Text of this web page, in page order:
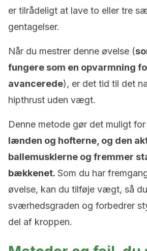
er tilrådeligt at lave to eller tre
gentagelser.
Når du mestrer denne øvelse (
fungere som en opvarmning
avancerede), er det tid til det
hipthrust uden vægt.
Denne metode gør det muligt for
lænden og hofterne, og den
ballemusklerne og fremmer
bækkenet. Som du har
øvelse, kan du tilføje vægt, så
sværhedsgraden og forbedrer
del af kroppen.